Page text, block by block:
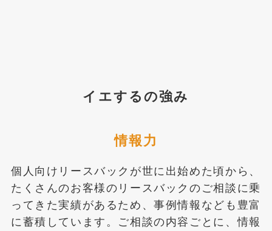
イエするの強み
情報力
個人向けリースバックが世に出始めた頃から、
たくさんのお客様のリースバックのご相談に乗
ってきた実績があるため、事例情報なども豊富
に蓄積しています。ご相談の内容ごとに、情報